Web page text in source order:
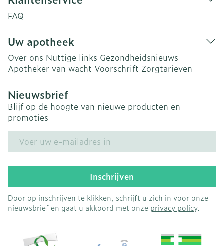
FAQ
Uw apotheek
Over ons Nuttige links Gezondheidsnieuws
Apotheker van wacht Voorschrift Zorgtarieven
Nieuwsbrief
Blijf op de hoogte van nieuwe producten en
promoties
Inschrijven
Door op inschrijven te klikken, schrijft u zich in voor onze
nieuwsbrief en gaat u akkoord met onze privacy policy.